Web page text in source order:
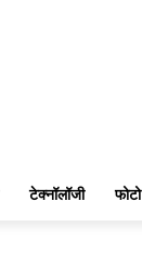
टेक्नॉलॉजी फोटो